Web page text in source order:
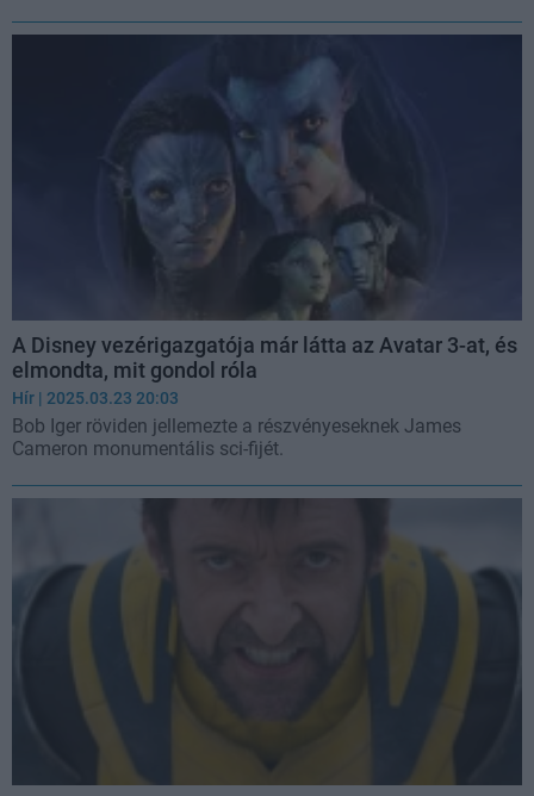
A Disney vezérigazgatója már látta az Avatar 3-at, és
elmondta, mit gondol róla
Hír | 2025.03.23 20:03
Bob Iger röviden jellemezte a részvényeseknek James
Cameron monumentális sci-fijét.